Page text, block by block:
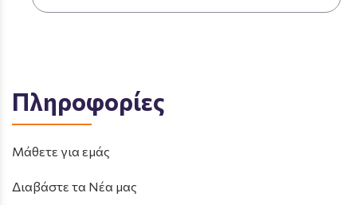
Πληροφορίες
Μάθετε για εμάς
Διαβάστε τα Νέα μας